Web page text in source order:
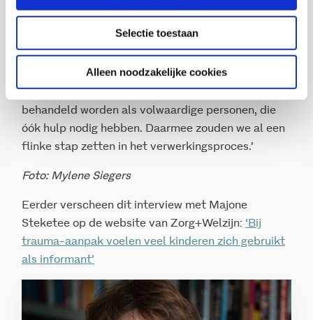
Selectie toestaan
Alleen noodzakelijke cookies
onveiligheid thuis, en ze houden daar vaak
complexe problemen aan over. Maar bij de aanpak
van trauma focussen we nog veel te veel op het
gedrag van de ouders. We moeten meer kijken naar
de behoeften van de kinderen. Zij moeten
behandeld worden als volwaardige personen, die
óók hulp nodig hebben. Daarmee zouden we al een
flinke stap zetten in het verwerkingsproces.’
Foto: Mylene Siegers
Eerder verscheen dit interview met Majone
Steketee op de website van Zorg+Welzijn: ‘Bij
trauma-aanpak voelen veel kinderen zich gebruikt
als informant’